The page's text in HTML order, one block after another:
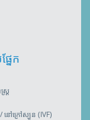
ែក
រ្ត
នៅក្រៅស្បូន (IVF)